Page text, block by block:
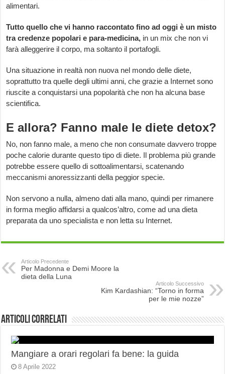
alimentari.
Tutto quello che vi hanno raccontato fino ad oggi è un misto
tra credenze popolari e para-medicina, in un mix che non vi
farà alleggerire il corpo, ma soltanto il portafogli.
Una situazione in realtà non nuova nel mondo delle diete,
soprattutto tra quelle degli ultimi anni, che grazie a Internet sono
riuscite a conquistarsi una popolarità che non ha alcuna base
scientifica.
E allora? Fanno male le diete detox?
No, non fanno male, a meno che non consumate davvero troppe
poche calorie durante questo tipo di diete. Il problema più grande
potrebbe essere quello di sottoalimentarsi, scatenando
meccanismi anoressizzanti della peggior specie.
Non servono a nulla, almeno dati alla mano, quindi per rimanere
in forma meglio affidarsi a qualcos’altro, come ad una dieta
preparata da uno specialista e non letta su Internet.
Articolo Precedente
Per Madonna e Demi Moore la
dieta della Luna
Articolo Successivo
Kim Kardashian: “Torno in forma
per le mie nozze”
Articoli correlati
Mangiare a orari regolari fa bene: la guida
8 Aprile 2022